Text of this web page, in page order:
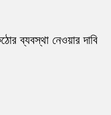
ব্যবস্থা নেওয়ার দাবি